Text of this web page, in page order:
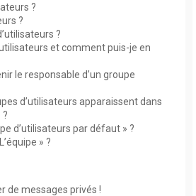
?
?
?
et comment puis-je en
le responsable d’un groupe
d’utilisateurs apparaissent dans
d’utilisateurs par défaut » ?
» ?
de messages privés !